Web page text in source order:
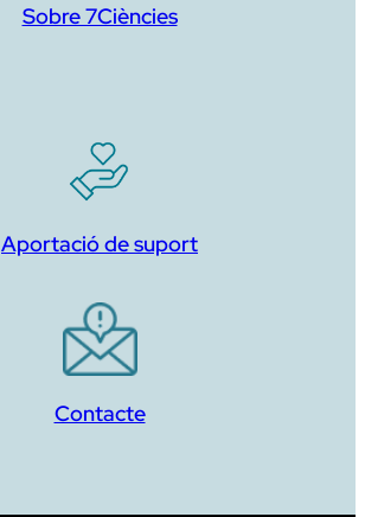
Sobre 7Ciències
Aportació de suport
Contacte